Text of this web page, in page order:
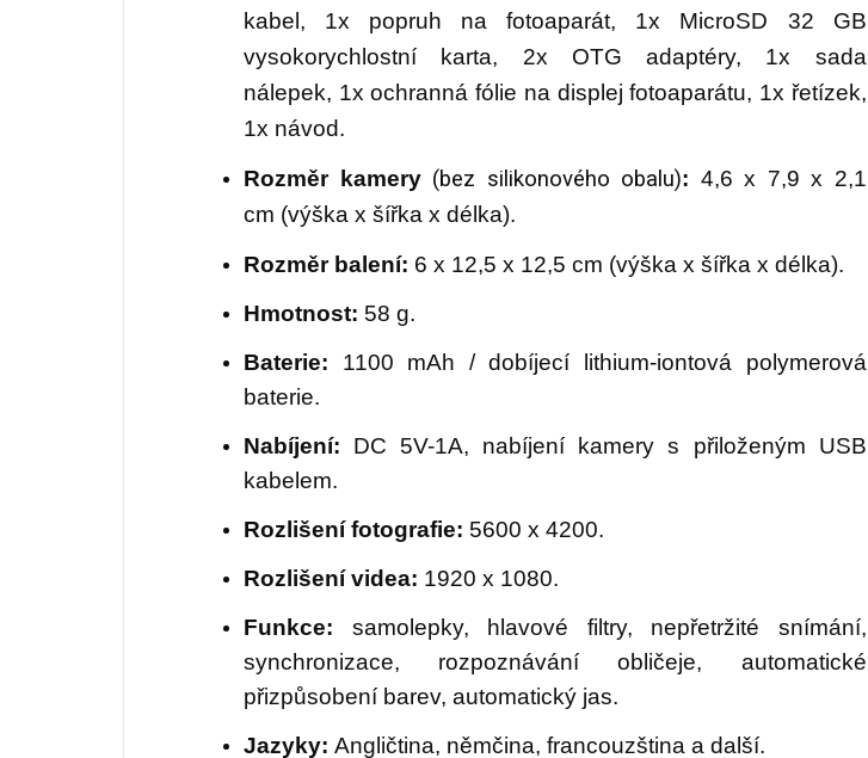
kabel, 1x popruh na fotoaparát, 1x MicroSD 32 GB
vysokorychlostní karta, 2x OTG adaptéry, 1x sada
nálepek, 1x ochranná fólie na displej fotoaparátu, 1x řetízek,
1x návod.
Rozměr kamery(bez silikonového obalu): 4,6 x 7,9 x 2,1
cm (výška x šířka x délka).
Rozměr balení: 6 x 12,5 x 12,5 cm (výška x šířka x délka).
Hmotnost: 58 g.
Baterie: 1100 mAh / dobíjecí lithium-iontová polymerová
baterie.
Nabíjení: DC 5V-1A, nabíjení kamery s přiloženým USB
kabelem.
Rozlišení fotografie: 5600 x 4200.
Rozlišení videa: 1920 x 1080.
Funkce: samolepky, hlavové filtry, nepřetržité snímání,
synchronizace, rozpoznávání obličeje, automatické
přizpůsobení barev, automatický jas.
Jazyky: Angličtina, němčina, francouzština a další.